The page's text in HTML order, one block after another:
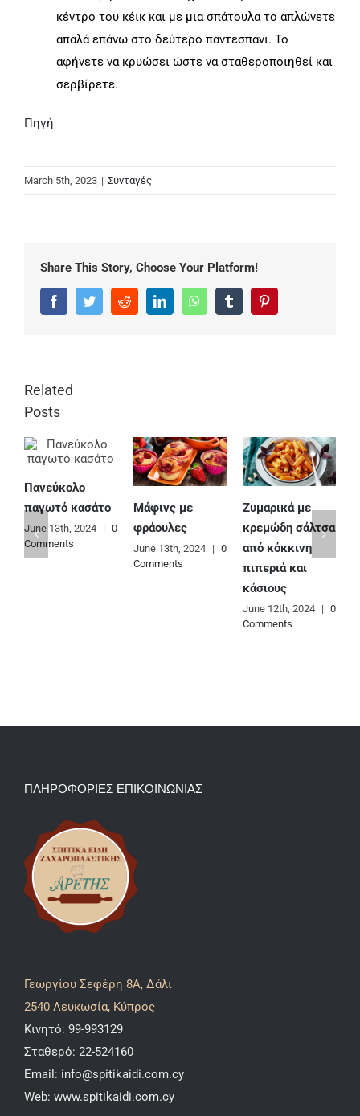
κέντρο του κέικ και με μια σπάτουλα το απλώνετε
απαλά επάνω στο δεύτερο παντεσπάνι. Το
αφήνετε να κρυώσει ώστε να σταθεροποιηθεί και
σερβίρετε.
Πηγή
March 5th, 2023 | Συνταγές
Share This Story, Choose Your Platform!
FacebookTwitterRedditLinkedInWhatsAppTumblr
Related
Posts
Πανεύκολο
παγωτό κασάτο
June 13th, 2024 | 0
Comments
Μάφινς με
φράουλες
June 13th, 2024 | 0
Comments
Ζυμαρικά με
κρεμώδη σάλτσα
από κόκκινη
πιπεριά και
κάσιους
June 12th, 2024 | 0
Comments
ΠΛΗΡΟΦΟΡΙΕΣ ΕΠΙΚΟΙΝΩΝΙΑΣ
Γεωργίου Σεφέρη 8A, Δάλι
2540 Λευκωσία, Κύπρος
Κινητό: 99-993129
Σταθερό: 22-524160
Email: info@spitikaidi.com.cy
Web: www.spitikaidi.com.cy